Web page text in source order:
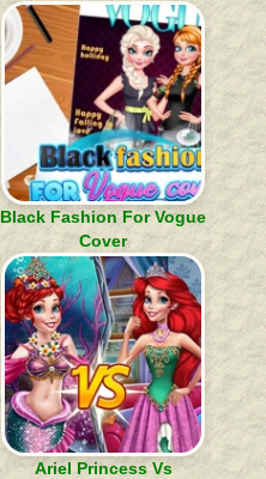
Black Fashion For Vogue
Cover
Ariel Princess Vs